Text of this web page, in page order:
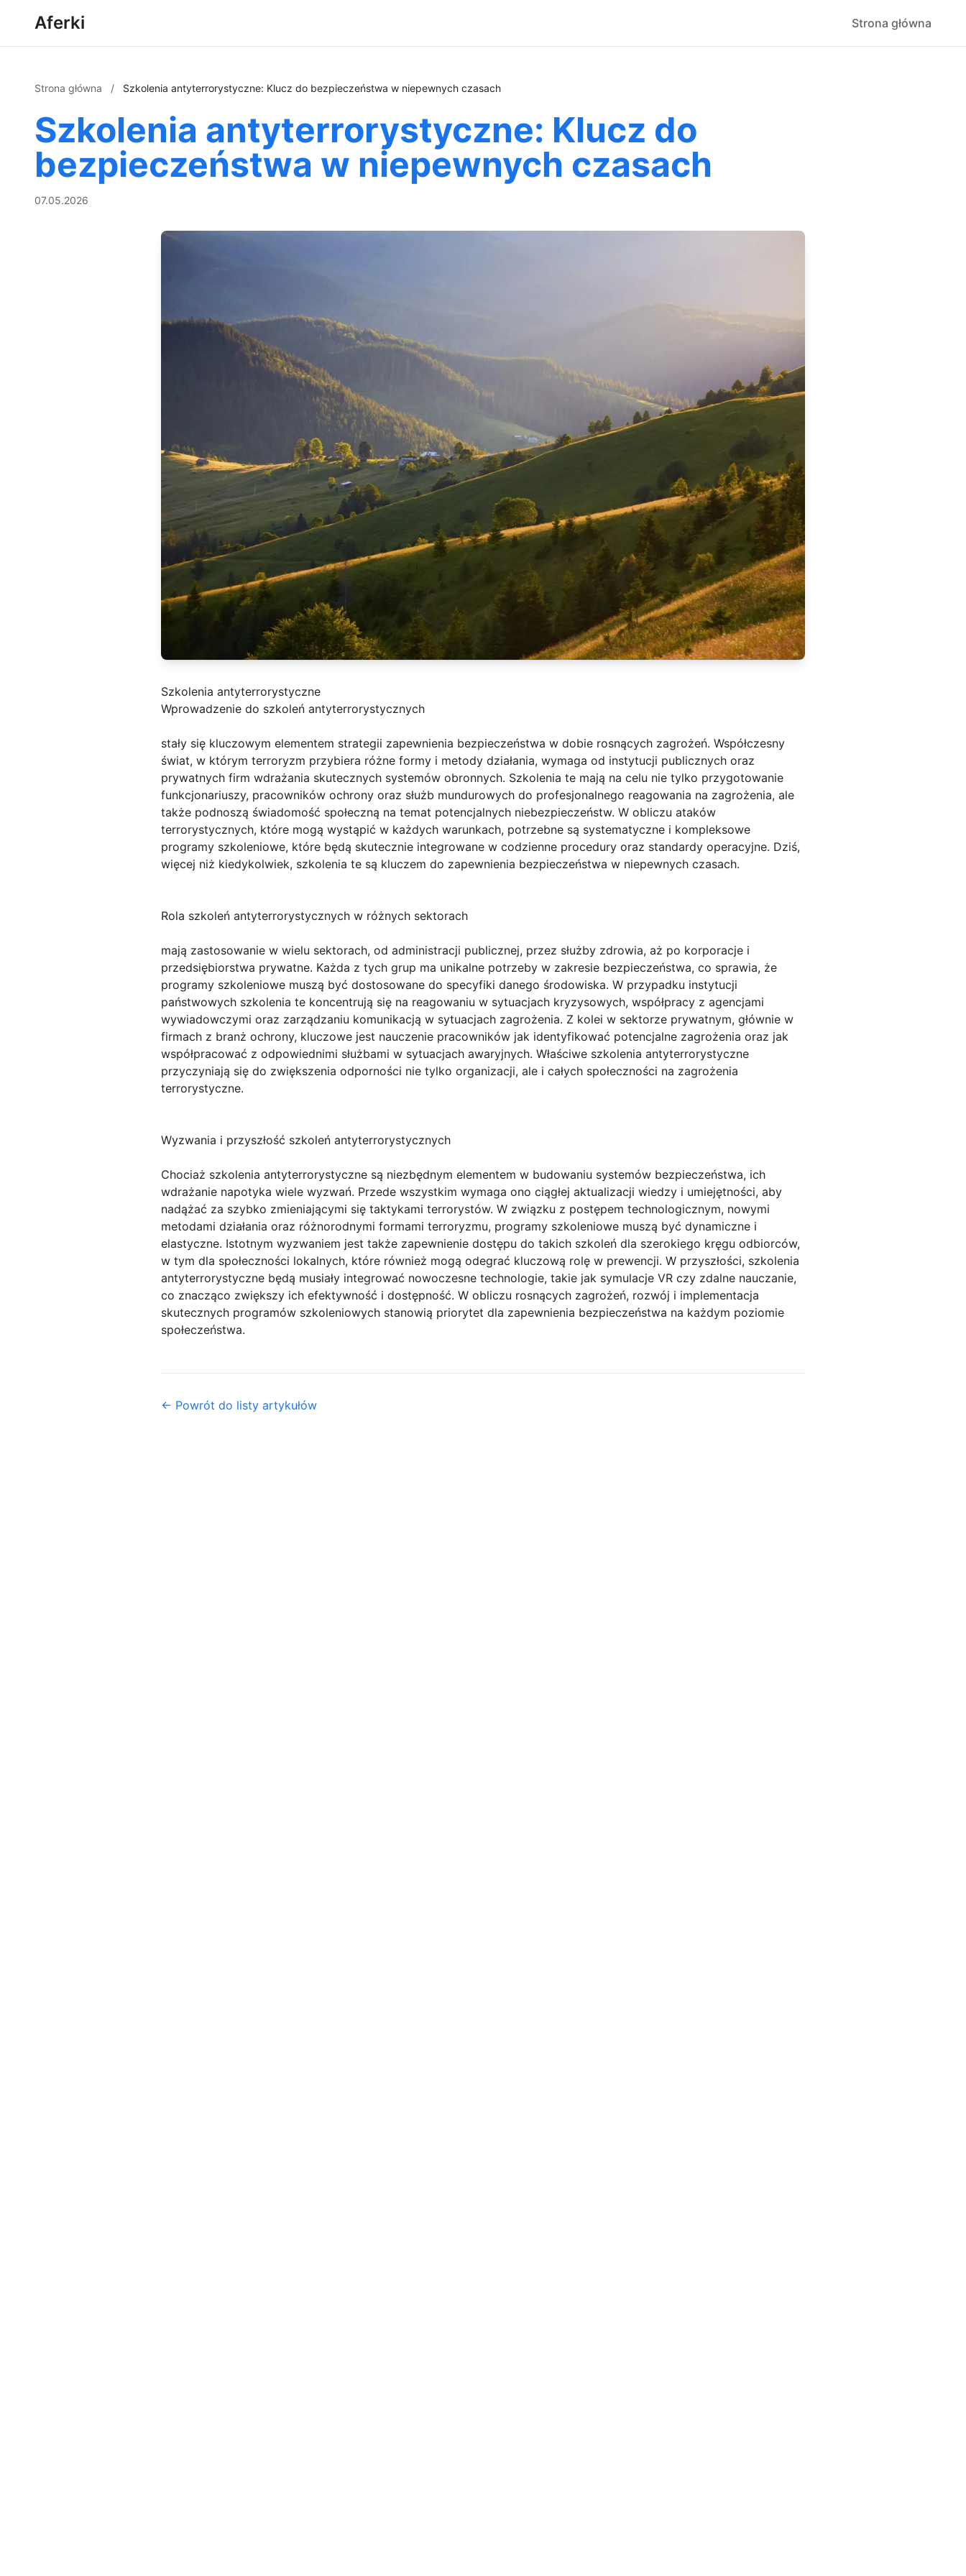
Aferki Strona główna
Strona główna / Szkolenia antyterrorystyczne: Klucz do bezpieczeństwa w niepewnych czasach
Szkolenia antyterrorystyczne: Klucz do
bezpieczeństwa w niepewnych czasach
07.05.2026
Szkolenia antyterrorystyczne
Wprowadzenie do szkoleń antyterrorystycznych
stały się kluczowym elementem strategii zapewnienia bezpieczeństwa w dobie rosnących zagrożeń. Współczesny
świat, w którym terroryzm przybiera różne formy i metody działania, wymaga od instytucji publicznych oraz
prywatnych firm wdrażania skutecznych systemów obronnych. Szkolenia te mają na celu nie tylko przygotowanie
funkcjonariuszy, pracowników ochrony oraz służb mundurowych do profesjonalnego reagowania na zagrożenia, ale
także podnoszą świadomość społeczną na temat potencjalnych niebezpieczeństw. W obliczu ataków
terrorystycznych, które mogą wystąpić w każdych warunkach, potrzebne są systematyczne i kompleksowe
programy szkoleniowe, które będą skutecznie integrowane w codzienne procedury oraz standardy operacyjne. Dziś,
więcej niż kiedykolwiek, szkolenia te są kluczem do zapewnienia bezpieczeństwa w niepewnych czasach.
Rola szkoleń antyterrorystycznych w różnych sektorach
mają zastosowanie w wielu sektorach, od administracji publicznej, przez służby zdrowia, aż po korporacje i
przedsiębiorstwa prywatne. Każda z tych grup ma unikalne potrzeby w zakresie bezpieczeństwa, co sprawia, że
programy szkoleniowe muszą być dostosowane do specyfiki danego środowiska. W przypadku instytucji
państwowych szkolenia te koncentrują się na reagowaniu w sytuacjach kryzysowych, współpracy z agencjami
wywiadowczymi oraz zarządzaniu komunikacją w sytuacjach zagrożenia. Z kolei w sektorze prywatnym, głównie w
firmach z branż ochrony, kluczowe jest nauczenie pracowników jak identyfikować potencjalne zagrożenia oraz jak
współpracować z odpowiednimi służbami w sytuacjach awaryjnych. Właściwe szkolenia antyterrorystyczne
przyczyniają się do zwiększenia odporności nie tylko organizacji, ale i całych społeczności na zagrożenia
terrorystyczne.
Wyzwania i przyszłość szkoleń antyterrorystycznych
Chociaż szkolenia antyterrorystyczne są niezbędnym elementem w budowaniu systemów bezpieczeństwa, ich
wdrażanie napotyka wiele wyzwań. Przede wszystkim wymaga ono ciągłej aktualizacji wiedzy i umiejętności, aby
nadążać za szybko zmieniającymi się taktykami terrorystów. W związku z postępem technologicznym, nowymi
metodami działania oraz różnorodnymi formami terroryzmu, programy szkoleniowe muszą być dynamiczne i
elastyczne. Istotnym wyzwaniem jest także zapewnienie dostępu do takich szkoleń dla szerokiego kręgu odbiorców,
w tym dla społeczności lokalnych, które również mogą odegrać kluczową rolę w prewencji. W przyszłości, szkolenia
antyterrorystyczne będą musiały integrować nowoczesne technologie, takie jak symulacje VR czy zdalne nauczanie,
co znacząco zwiększy ich efektywność i dostępność. W obliczu rosnących zagrożeń, rozwój i implementacja
skutecznych programów szkoleniowych stanowią priorytet dla zapewnienia bezpieczeństwa na każdym poziomie
społeczeństwa.
← Powrót do listy artykułów